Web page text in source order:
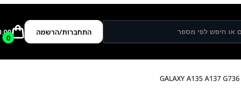
התחברות/הרשמה
0